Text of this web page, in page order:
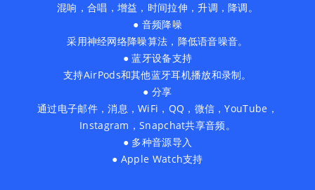
混响，合唱，增益，时间拉伸，升调，降调。
● 音频降噪
采用神经网络降噪算法，降低语音噪音。
● 蓝牙设备支持
支持AirPods和其他蓝牙耳机播放和录制。
● 分享
通过电子邮件，消息，WiFi，QQ，微信，YouTube，
Instagram，Snapchat共享音频。
● 多种音源导入
● Apple Watch支持